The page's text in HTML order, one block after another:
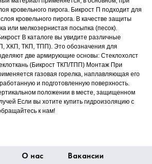
кровельного пирога. Бикрост П подходит для
кровельного пирога. В качестве защиты
или мелкозернистая посыпка (песок).
В каталоге вы увидите различные
ХКП, ТКП, ТПП). Это обозначения для
две армирующие основы: Стеклохолст
(Бикрост ТКП/ТПП) Монтаж При
газовая горелка, наплавляющая его
и подготовленную поверхность.
положении в месте, защищенном
Если вы хотите купить гидроизоляцию с
к нам!
О нас Вакансии